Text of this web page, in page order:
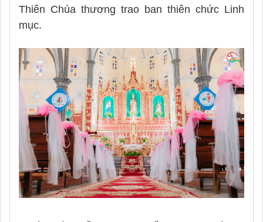
Thiên Chúa thương trao ban thiên chức Linh
mục.